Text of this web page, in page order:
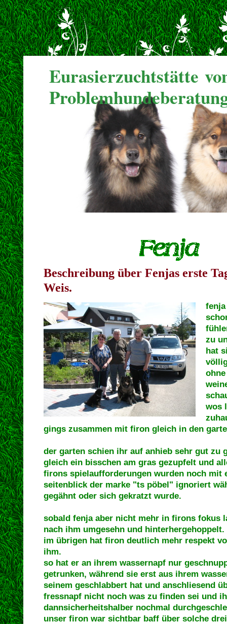
Eurasierzuchtstätte
Beschreibung über Fenjas erste
Weis.
zu
hat
wos
gings zusammen mit firon gleich in den
der garten schien ihr auf anhieb sehr gut zu
gleich ein bisschen am gras gezupfelt und
firons spielaufforderungen wurden noch mit
seitenblick der marke "ts pöbel" ignoriert
gegähnt oder sich gekratzt wurde.
sobald fenja aber nicht mehr in firons fokus
nach ihm umgesehn und hinterhergehoppelt.
im übrigen hat firon deutlich mehr respekt
ihm.
so hat er an ihrem wassernapf nur
getrunken, während sie erst aus ihrem
seinem geschlabbert hat und anschliesend
fressnapf nicht noch was zu finden sei und
dannsicherheitshalber nochmal
unser firon war sichtbar baff über solche